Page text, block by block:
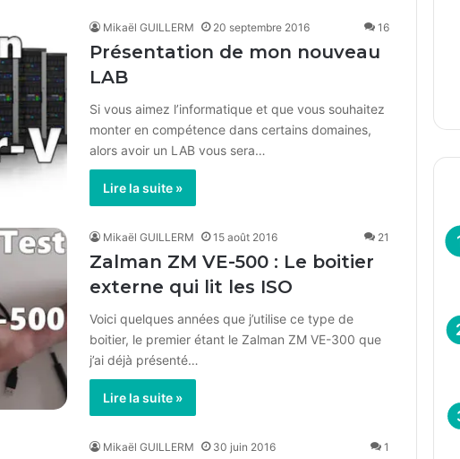
Mikaël GUILLERM 20 septembre 2016 16
Présentation de mon nouveau
LAB
Si vous aimez l’informatique et que vous souhaitez
monter en compétence dans certains domaines,
alors avoir un LAB vous sera…
Lire la suite »
Mikaël GUILLERM 15 août 2016 21
Zalman ZM VE-500 : Le boitier
externe qui lit les ISO
Voici quelques années que j’utilise ce type de
boitier, le premier étant le Zalman ZM VE-300 que
j’ai déjà présenté…
Lire la suite »
Mikaël GUILLERM 30 juin 2016 1